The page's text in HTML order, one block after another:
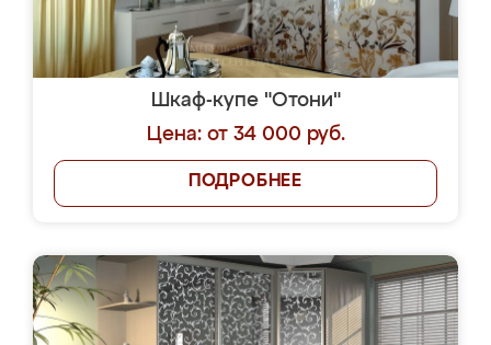
Шкаф-купе "Отони"
Цена: от 34 000 руб.
ПОДРОБНЕЕ